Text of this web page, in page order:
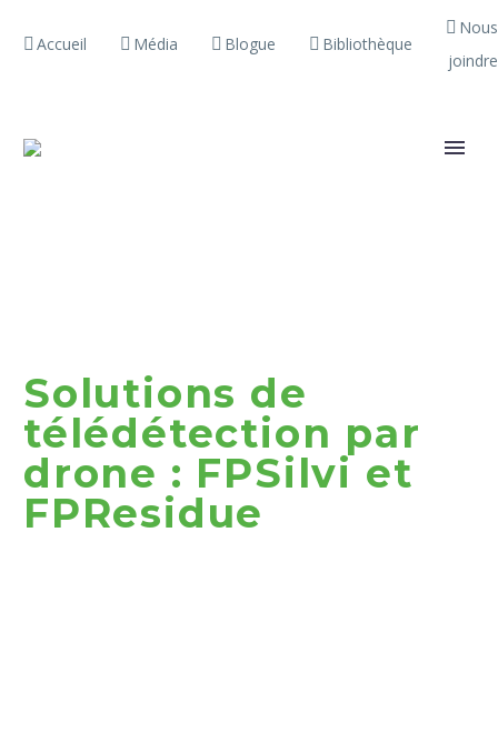
Accueil Média Blogue Bibliothèque
Nous
joindre
Solutions de
télédétection par
drone : FPSilvi et
FPResidue